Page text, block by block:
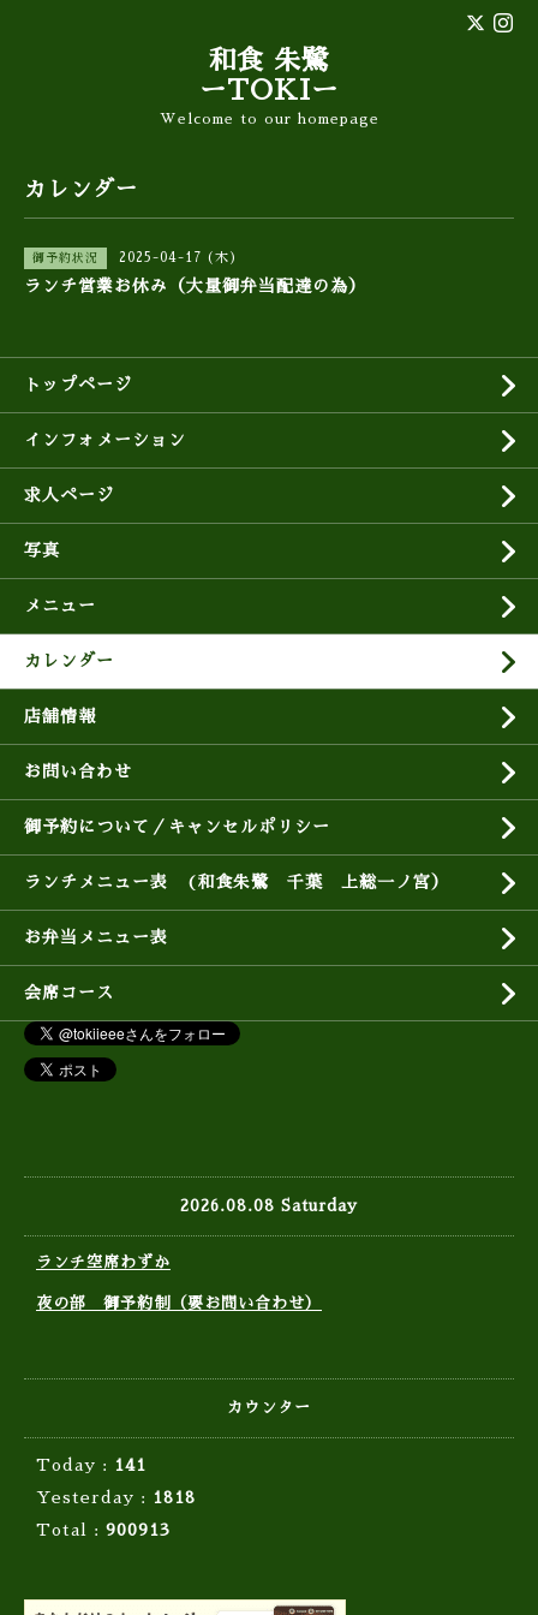
和食 朱鷺
ーTOKIー
Welcome to our homepage
カレンダー
御予約状況 2025-04-17 (木)
ランチ営業お休み（大量御弁当配達の為）
トップページ
インフォメーション
求人ページ
写真
メニュー
カレンダー
店舗情報
お問い合わせ
御予約について／キャンセルポリシー
ランチメニュー表 (和食朱鷺 千葉 上総一ノ宮）
お弁当メニュー表
会席コース
2026.08.08 Saturday
ランチ空席わずか
夜の部 御予約制（要お問い合わせ）
カウンター
Today :
141
Yesterday :
1818
Total : 900913